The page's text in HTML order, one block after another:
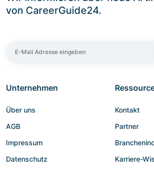
von CareerGuide24.
Unternehmen
Über uns
AGB
Impressum
Datenschutz
Kontakt
Partner
Karriere-